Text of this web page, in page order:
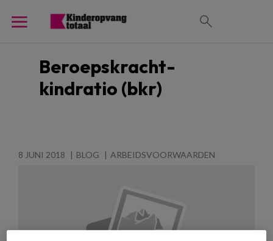
Beroepskracht-
kindratio (bkr)
8 JUNI 2018 BLOG ARBEIDSVOORWAARDEN